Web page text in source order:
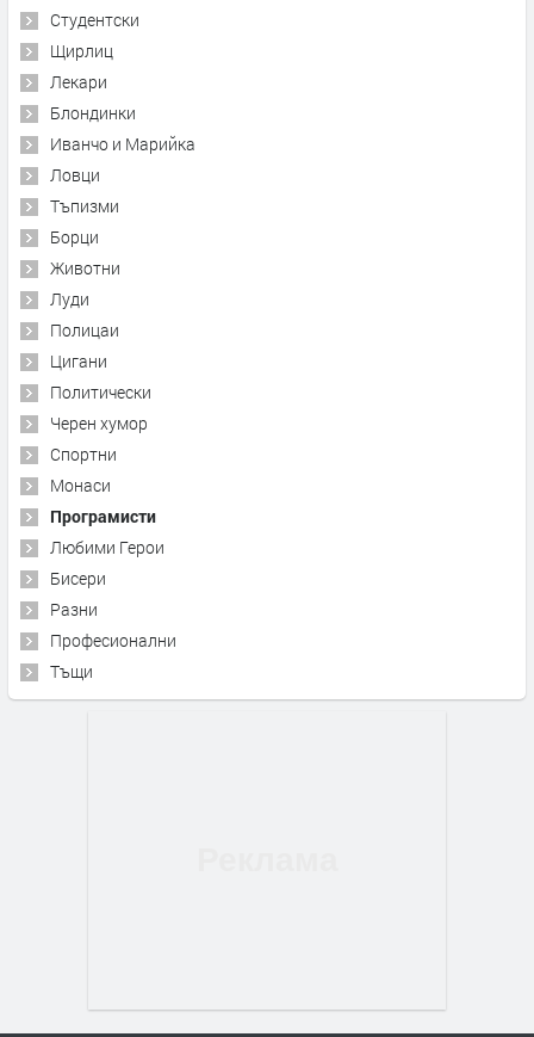
Студентски
Щирлиц
Лекари
Блондинки
Иванчо и Марийка
Ловци
Тъпизми
Борци
Животни
Луди
Полицаи
Цигани
Политически
Черен хумор
Спортни
Монаси
Програмисти
Любими Герои
Бисери
Разни
Професионални
Тъщи